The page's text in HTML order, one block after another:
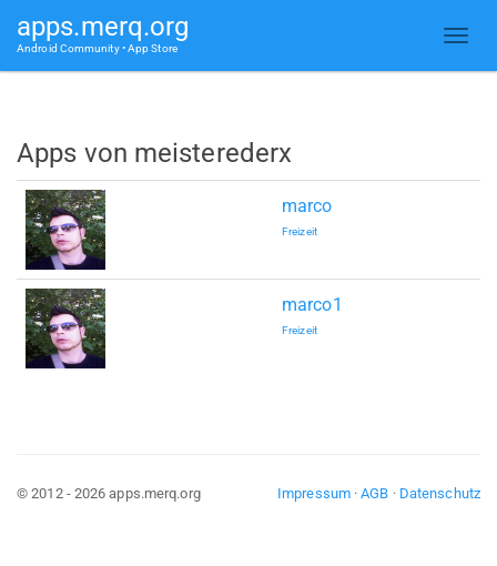
apps.merq.org
Android Community • App Store
Apps von meisterederx
marco
Freizeit
marco1
Freizeit
Impressum·AGB · Datenschutz
© 2012 - 2026 apps.merq.org